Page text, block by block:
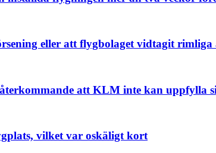
eller att flygbolaget vidtagit rimliga
att KLM inte kan uppfylla
vilket var oskäligt kort